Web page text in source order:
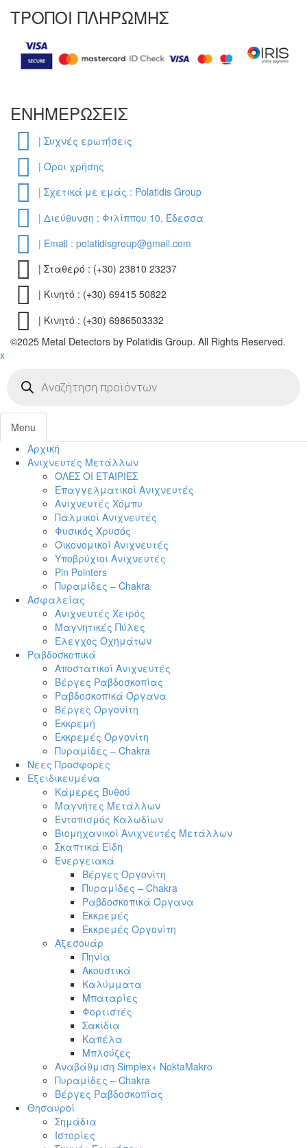
ΤΡΟΠΟΙ ΠΛΗΡΩΜΗΣ
ΕΝΗΜΕΡΩΣΕΙΣ
| Συχνές ερωτήσεις
| Όροι χρήσης
| Σχετικά με εμάς : Polatidis Group
| Διεύθυνση : Φιλίππου 10, Έδεσσα
| Email : polatidisgroup@gmail.com
| Σταθερό : (+30) 23810 23237
| Κινητό : (+30) 69415 50822
| Κινητό : (+30) 6986503332
©2025 Metal Detectors by Polatidis Group. All Rights Reserved.
x
search
Menu
Αρχική
Ανιχνευτές Μετάλλων
ΟΛΕΣ ΟΙ ΕΤΑΙΡΙΕΣ
Επαγγελματικοί Ανιχνευτές
Ανιχνευτές Χόμπυ
Παλμικοί Ανιχνευτές
Φυσικός Χρυσός
Οικονομικοί Ανιχνευτές
Υποβρύχιοι Ανιχνευτές
Pin Pointers
Πυραμίδες – Chakra
Ασφαλείας
Ανιχνευτές Χειρός
Μαγνητικές Πύλες
Έλεγχος Οχημάτων
Ραβδοσκοπικά
Αποστατικοί Ανιχνευτές
Βέργες Ραβδοσκοπίας
Ραβδοσκοπικά Όργανα
Βέργες Οργονίτη
Εκκρεμή
Εκκρεμές Οργονίτη
Πυραμίδες – Chakra
Νεες Προσφορες
Εξειδικευμένα
Κάμερες Βυθού
Μαγνήτες Μετάλλων
Εντοπισμός Καλωδίων
Βιομηχανικοί Ανιχνευτές Μετάλλων
Σκαπτικά Είδη
Ενεργειακά
Βέργες Οργονίτη
Πυραμίδες – Chakra
Ραβδοσκοπικά Όργανα
Εκκρεμές
Εκκρεμές Οργονίτη
Αξεσουάρ
Πηνία
Ακουστικά
Καλύμματα
Μπαταρίες
Φορτιστές
Σακίδια
Καπέλα
Μπλούζες
Αναβάθμιση Simplex+ NoktaMakro
Πυραμίδες – Chakra
Βέργες Ραβδοσκοπίας
Θησαυροί
Σημάδια
Ιστορίες